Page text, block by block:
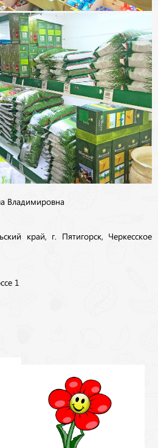
Владимировна
край, г. Пятигорск, Черкесское
1